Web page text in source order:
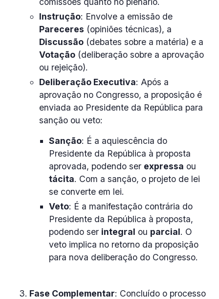
Instrução: Envolve a emissão de
Pareceres (opiniões técnicas), a
Discussão (debates sobre a matéria) e a
Votação (deliberação sobre a aprovação
ou rejeição).
Deliberação Executiva: Após a
aprovação no Congresso, a proposição é
enviada ao Presidente da República para
sanção ou veto:
Sanção: É a aquiescência do
Presidente da República à proposta
aprovada, podendo ser expressa ou
tácita. Com a sanção, o projeto de lei
se converte em lei.
Veto: É a manifestação contrária do
Presidente da República à proposta,
podendo ser integral ou parcial. O
veto implica no retorno da proposição
para nova deliberação do Congresso.
Fase Complementar: Concluído o processo